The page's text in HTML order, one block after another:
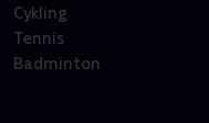
Cykling
Tennis
Badminton